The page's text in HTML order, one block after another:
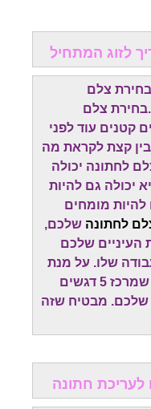
לזוג המתחיל
צלם
צלם
קטנים עוד לפני
קצת לקראת מה
לחתונה יכולה
יכולה גם להיות
מומחים
לחתונה שלכם,
העיניים שלכם
שלו. על מנת
להקל עליכן, כתבנו טיפ מיוחד שמרכז 5 דגשים
שלכם. מבטיח שזה
לעריכת חתונה